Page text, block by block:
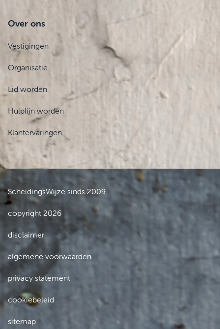
Over ons
Vestigingen
Organisatie
Lid worden
Hulplijn worden
Klantervaringen
ScheidingsWijze sinds 2009
copyright 2026
disclaimer
algemene voorwaarden
privacy statement
cookiebeleid
sitemap